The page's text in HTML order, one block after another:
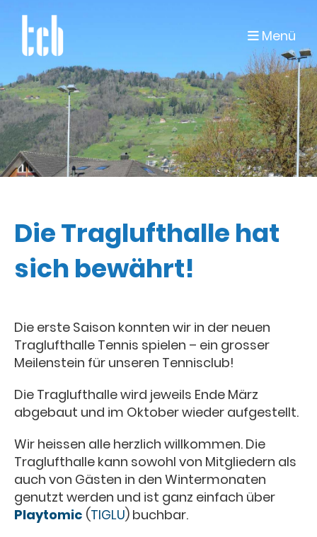
Menü
Die Traglufthalle hat
sich bewährt!
Die erste Saison konnten wir in der neuen
Traglufthalle Tennis spielen – ein grosser
Meilenstein für unseren Tennisclub!
Die Traglufthalle wird jeweils Ende März
abgebaut und im Oktober wieder aufgestellt.
Wir heissen alle herzlich willkommen. Die
Traglufthalle kann sowohl von Mitgliedern als
auch von Gästen in den Wintermonaten
genutzt werden und ist ganz einfach über
Playtomic (TIGLU) buchbar.